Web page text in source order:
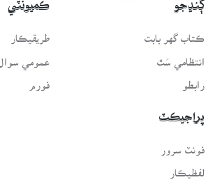
ڳنڍجو
ڪتاب گهر بابت
انتظامي سَٿ
رابطو
ڪميونٽي
طريقيڪار
عمومي سوال
فورم
پراجيڪٽ
لفظيڪار